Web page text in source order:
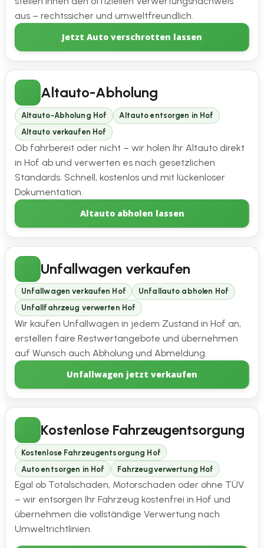
aus – rechtssicher und umweltfreundlich.
Jetzt Auto verschrotten lassen
Altauto-Abholung
Altauto-Abholung Hof
Altauto entsorgen in Hof
Altauto verkaufen Hof
Ob fahrbereit oder nicht – wir holen Ihr Altauto direkt
in Hof ab und verwerten es nach gesetzlichen
Standards. Schnell, kostenlos und mit lückenloser
Dokumentation.
Altauto abholen lassen
Unfallwagen verkaufen
Unfallwagen verkaufen Hof
Unfallauto abholen Hof
Unfallfahrzeug verwerten Hof
Wir kaufen Unfallwagen in jedem Zustand in Hof an,
erstellen faire Restwertangebote und übernehmen
auf Wunsch auch Abholung und Abmeldung.
Unfallwagen jetzt verkaufen
Kostenlose Fahrzeugentsorgung
Kostenlose Fahrzeugentsorgung Hof
Auto entsorgen in Hof
Fahrzeugverwertung Hof
Egal ob Totalschaden, Motorschaden oder ohne TÜV
– wir entsorgen Ihr Fahrzeug kostenfrei in Hof und
übernehmen die vollständige Verwertung nach
Umweltrichtlinien.